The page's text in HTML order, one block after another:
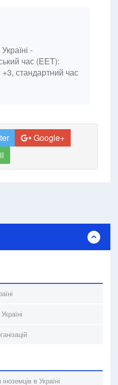
-
час (EET):
+3, стандартний час
Google+
в Україні